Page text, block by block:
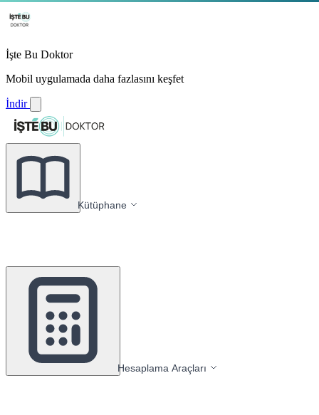
İşte Bu Doktor
Mobil uygulamada daha fazlasını keşfet
İndir
Kütüphane
Hesaplama Araçları